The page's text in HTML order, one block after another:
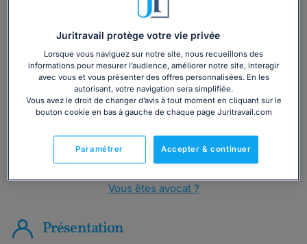
Vous souhaitez une consultation par
téléphone ?
Consulter immédiatement
vendredi)
Vous êtes avocat ?
Présentation
Juritravail protège votre vie privée
Lorsque vous naviguez sur notre site, nous recueillons des
informations pour mesurer l’audience, améliorer notre site, interagir
avec vous et vous présenter des offres personnalisées. En les
autorisant, votre navigation sera simplifiée.
Vous avez le droit de changer d’avis à tout moment en cliquant sur le
bouton cookie en bas à gauche de chaque page Juritravail.com
Accepter & continuer
Paramétrer